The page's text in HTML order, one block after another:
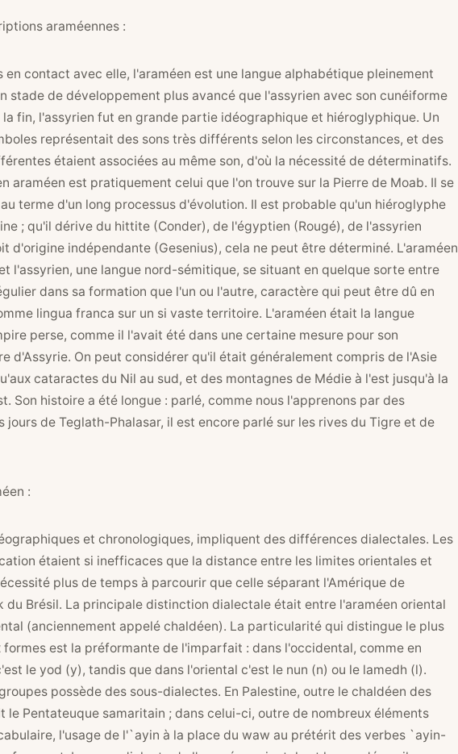
araméennes :
en contact avec elle, l'araméen est une langue alphabétique pleinement
stade de développement plus avancé que l'assyrien avec son cunéiforme
fin, l'assyrien fut en grande partie idéographique et hiéroglyphique. Un
représentait des sons très différents selon les circonstances, et des
étaient associées au même son, d'où la nécessité de déterminatifs.
araméen est pratiquement celui que l'on trouve sur la Pierre de Moab. Il se
terme d'un long processus d'évolution. Il est probable qu'un hiéroglyphe
; qu'il dérive du hittite (Conder), de l'égyptien (Rougé), de l'assyrien
d'origine indépendante (Gesenius), cela ne peut être déterminé. L'araméen
l'assyrien, une langue nord-sémitique, se situant en quelque sorte entre
dans sa formation que l'un ou l'autre, caractère qui peut être dû en
lingua franca sur un si vaste territoire. L'araméen était la langue
perse, comme il l'avait été dans une certaine mesure pour son
d'Assyrie. On peut considérer qu'il était généralement compris de l'Asie
cataractes du Nil au sud, et des montagnes de Médie à l'est jusqu'à la
Son histoire a été longue : parlé, comme nous l'apprenons par des
jours de Teglath-Phalasar, il est encore parlé sur les rives du Tigre et de
:
et chronologiques, impliquent des différences dialectales. Les
étaient si inefficaces que la distance entre les limites orientales et
plus de temps à parcourir que celle séparant l'Amérique de
du Brésil. La principale distinction dialectale était entre l'araméen oriental
(anciennement appelé chaldéen). La particularité qui distingue le plus
est la préformante de l'imparfait : dans l'occidental, comme en
le yod (y), tandis que dans l'oriental c'est le nun (n) ou le lamedh (l).
possède des sous-dialectes. En Palestine, outre le chaldéen des
le Pentateuque samaritain ; dans celui-ci, outre de nombreux éléments
l'usage de l'`ayin à la place du waw au prétérit des verbes `ayin-